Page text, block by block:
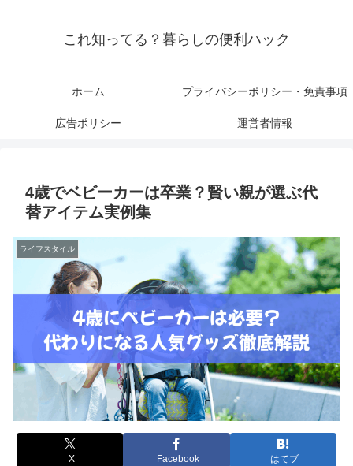
これ知ってる？暮らしの便利ハック
ホーム プライバシーポリシー・免責事項
広告ポリシー 運営者情報
4歳でベビーカーは卒業？賢い親が選ぶ代
替アイテム実例集
ライフスタイル
X Facebook はてブ